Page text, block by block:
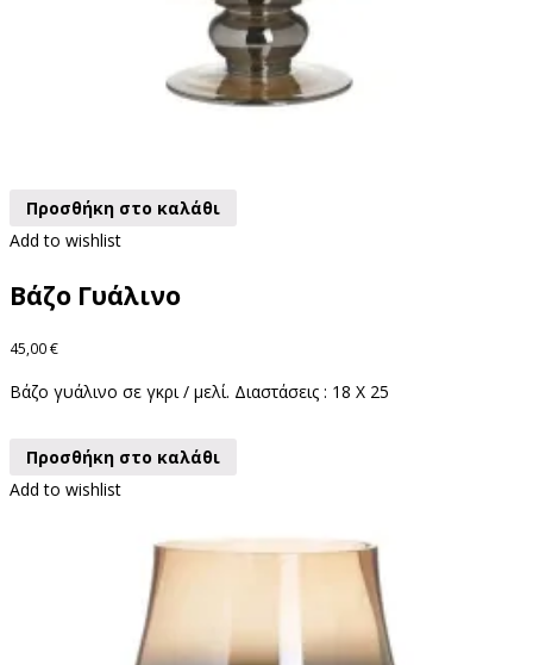
Προσθήκη στο καλάθι
Add to wishlist
Βάζο Γυάλινο
45,00€
Βάζο γυάλινο σε γκρι / μελί. Διαστάσεις : 18 X 25
Προσθήκη στο καλάθι
Add to wishlist